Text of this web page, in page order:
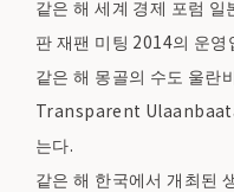
같은 해 세계 경제 포럼
판 재팬 미팅 2014의 운영
같은 해 몽골의 수도 울란
Transparent
는다.
같은 해 한국에서 개최된